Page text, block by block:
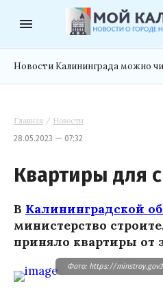
menu
Новости Калининграда можно
Главная / Новости
28.05.2023 — 07:32
Квартиры для
В Калининградской
министерство
приняло квартиры от
Фото: https://